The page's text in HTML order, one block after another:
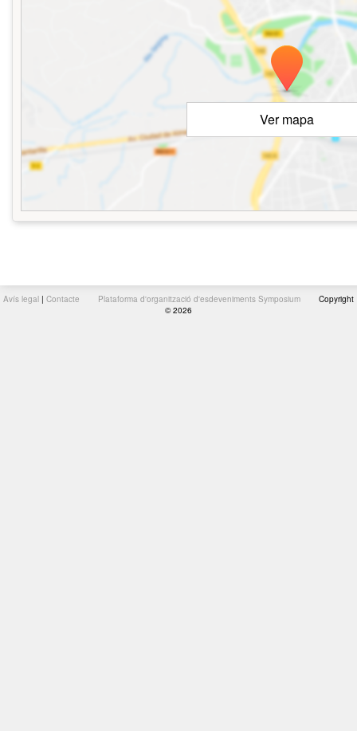
Ver mapa
Avís legal | Contacte Plataforma d'organització d'esdeveniments Symposium
Copyright
© 2026